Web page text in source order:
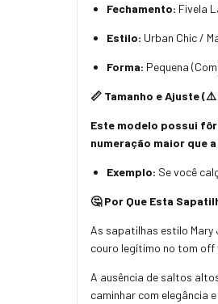
Fechamento: Fivela
Estilo: Urban Chic /
Forma: Pequena
📏 Tamanho e Ajuste
Este modelo possui
numeração maior que
Exemplo: Se você
🤔 Por Que Esta
As sapatilhas estilo Mary
couro legítimo no tom off
A ausência de saltos
caminhar com elegância